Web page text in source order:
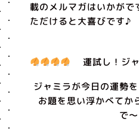
載のメルマガはいかがで
ただけると大喜びです♪
運試し！ジ
ジャミラが今日の運勢
お題を思い浮かべてか
で〜